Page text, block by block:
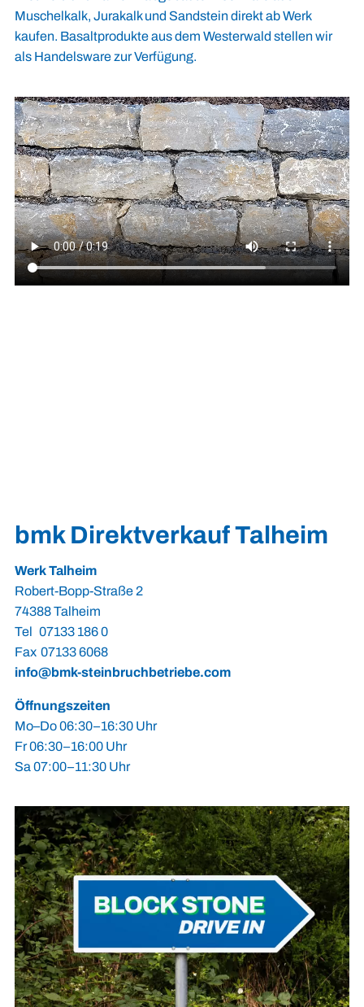
Muschelkalk, Jurakalk und Sandstein direkt ab Werk
kaufen. Basaltprodukte aus dem Westerwald stellen wir
als Handelsware zur Verfügung.
bmk Direktverkauf Talheim
Werk Talheim
Robert-Bopp-Straße 2
74388 Talheim
Tel 07133 186 0
Fax 07133 6068
info@bmk-steinbruchbetriebe.com
Öffnungszeiten
Mo–Do 06:30–16:30 Uhr
Fr 06:30–16:00 Uhr
Sa 07:00–11:30 Uhr